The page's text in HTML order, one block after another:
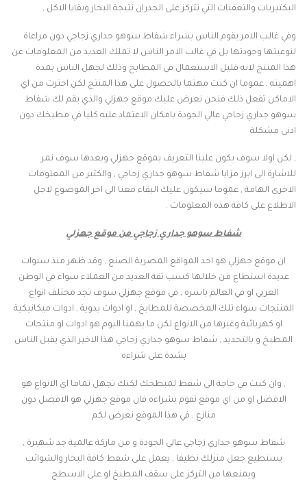
البكتيريات والتعفنات التي تتركز على الجدران نتيجة البخار وبقايا الاكل ,
وفي غالب الامر يقوم الناس بشراء شفاط سوهو جداري زجاجي دون مراعاة
لنوعيتها وجودتها بل في غالب الامر الناس لا تملك العديد من المعلومات عن
هذا المنتج لانه قليل الاستعمال في المطابخ وذلك لجهل الناس بمدة
اهميته , عموما ان كنت مهتما بالحصول على هذا المنتج لكن احترت من اي
الاماكن تفعل ذلك فنحن نعرض عليك موقع جهزلي والذي يقم لك شفاط
سوهو جداري زجاجي عالي الجودة بامكان الاعتماد عليه كليا في مطبخك دون
ادنى مشكلة
, لكن اولا سوف يكون علينا التعريف بموقع جهزلي وبعدها سوف نمر
للاشارة الى ابرز مزايا شفاط سوهو جداري زجاجي , والكثير من المعلومات
الاخرى الهامة , عموما سيكون عليك البقاء معنا الى اخر الموضوع لاجل
الاطلاع على كافة هذه المعلومات .
شفاط سوهو جداري زجاجي من موقع جهزلي
ان موقع جهزلي هو احد المواقع المصرية الصنع , وقد ظهر منذ سنوات
عديدة استطاع من خلالها كسب ثقة العديد من العملاء سواء في الوطن
العربي او في العالم باسره , في موقع جهزلي سوف تجد مختلف انواع
المنتجات سواء تلك المخصصة للمطابخ , او ادوات يدوية , ادوات ميكانيكية
او كهربائية وغيرها من الانواع لكن ما يهمنا اليوم هو ادوات او منتجات
المطبخ و بالتحديد , شفاط سوهو جداري زجاجي هذا الاخير الذي يقبل الناس
بشدة على شراءه
, وان كنت في حاجة الى شفط لمبطخك لكنك تجهل تماما اي الانواع هو
الافضل او من اي موقع تقوم بشراءه فان موقع جهزلي هو الافضل دون
منازع , في هذا الموقع نعرض لكم
شفاط سوهو جداري زجاجي عالي الجودة و من ماركة عالمية جد شهيرة ,
يستطيع جعل منزلك نظيفا , يعمل على شفط كافة البخار والشوائب
ويمنعها من التركز على سقف المطبخ او على الاسطح